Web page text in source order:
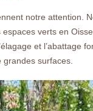
notre attention.
verts en
et
surfaces.